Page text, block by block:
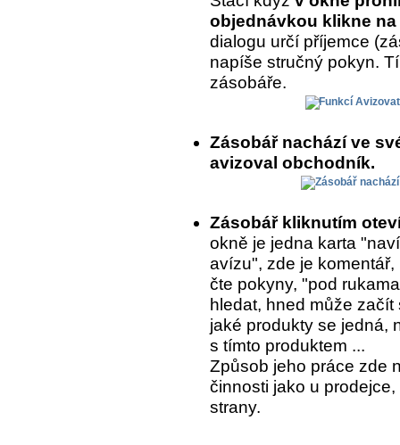
objednávkou klikne
dialogu určí příjemce
napíše stručný pokyn.
zásobáře.
Zásobář nachází ve
avizoval obchodník.
Zásobář kliknutím
okně je jedna karta
avízu", zde je
čte pokyny, "pod
hledat, hned může
jaké produkty se jedná,
s tímto produktem ...
Způsob jeho práce zde
činnosti jako u
strany.